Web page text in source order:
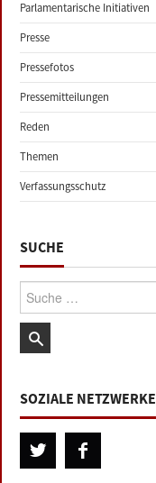
Parlamentarische Initiativen
Presse
Pressefotos
Pressemitteilungen
Reden
Themen
Verfassungsschutz
SUCHE
Suche:
SOZIALE NETZWERKE